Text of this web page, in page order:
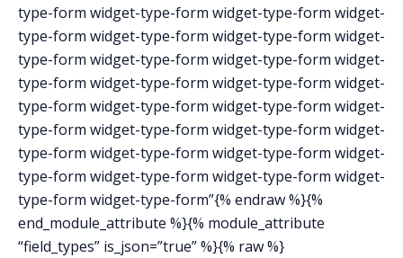
type-form widget-type-form widget-type-form widget-
type-form widget-type-form widget-type-form widget-
type-form widget-type-form widget-type-form widget-
type-form widget-type-form widget-type-form widget-
type-form widget-type-form widget-type-form widget-
type-form widget-type-form widget-type-form widget-
type-form widget-type-form widget-type-form widget-
type-form widget-type-form widget-type-form widget-
type-form widget-type-form”{% endraw %}{%
end_module_attribute %}{% module_attribute
“field_types” is_json=”true” %}{% raw %}